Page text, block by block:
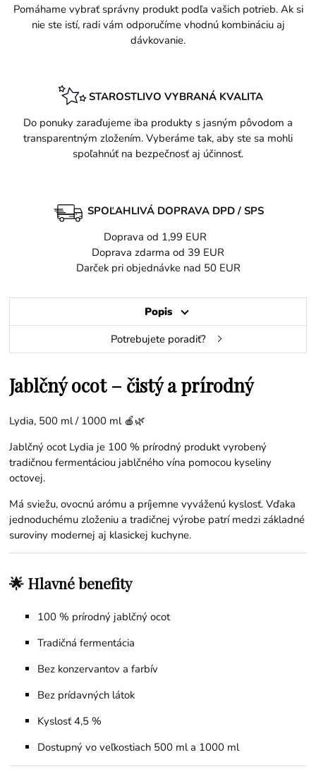
Pomáhame vybrať správny produkt podľa vašich potrieb. Ak si
nie ste istí, radi vám odporučíme vhodnú kombináciu aj
dávkovanie.
STAROSTLIVO VYBRANÁ KVALITA
Do ponuky zaraďujeme iba produkty s jasným pôvodom a
transparentným zložením. Vyberáme tak, aby ste sa mohli
spoľahnúť na bezpečnosť aj účinnosť.
SPOĽAHLIVÁ DOPRAVA DPD / SPS
Doprava od 1,99 EUR
Doprava zdarma od 39 EUR
Darček pri objednávke nad 50 EUR
Popis
Potrebujete poradiť?
Jablčný ocot – čistý a prírodný
Lydia, 500 ml / 1000 ml 🍎🌿
Jablčný ocot Lydia je 100 % prírodný produkt vyrobený
tradičnou fermentáciou jablčného vína pomocou kyseliny
octovej.
Má sviežu, ovocnú arómu a príjemne vyváženú kyslosť. Vďaka
jednoduchému zloženiu a tradičnej výrobe patrí medzi základné
suroviny modernej aj klasickej kuchyne.
🌟 Hlavné benefity
100 % prírodný jablčný ocot
Tradičná fermentácia
Bez konzervantov a farbív
Bez prídavných látok
Kyslosť 4,5 %
Dostupný vo veľkostiach 500 ml a 1000 ml